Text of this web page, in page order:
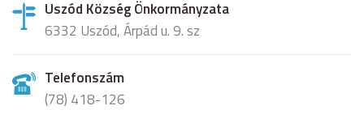
Uszód Község Önkormányzata
6332 Uszód, Árpád u. 9. sz
Telefonszám
(78) 418-126